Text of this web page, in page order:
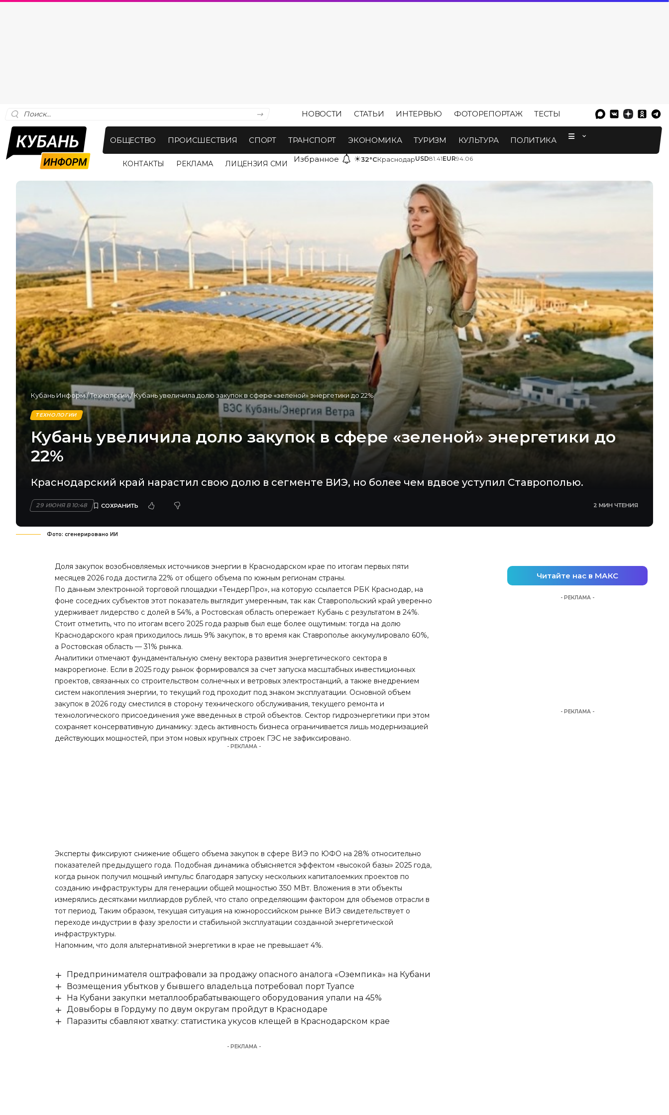
НОВОСТИ СТАТЬИ ИНТЕРВЬЮ ФОТОРЕПОРТАЖ ТЕСТЫ
ОБЩЕСТВО ПРОИСШЕСТВИЯ СПОРТ ТРАНСПОРТ ЭКОНОМИКА ТУРИЗМ КУЛЬТУРА ПОЛИТИКА
КОНТАКТЫ РЕКЛАМА ЛИЦЕНЗИЯ СМИ Избранное ☀32°CКраснодарUSD81.41EUR94.06
Кубань Информ/Технологии/Кубань увеличила долю закупок в сфере «зеленой» энергетики до 22%
ТЕХНОЛОГИИ
Кубань увеличила долю закупок в сфере «зеленой» энергетики до
22%
Краснодарский край нарастил свою долю в сегменте ВИЭ, но более чем вдвое уступил Ставрополью.
29 ИЮНЯ В 10:48 2 МИН ЧТЕНИЯ
Фото: сгенерировано ИИ
Доля закупок возобновляемых источников энергии в Краснодарском крае по итогам первых пяти
месяцев 2026 года достигла 22% от общего объема по южным регионам страны.
По данным электронной торговой площадки «ТендерПро», на которую ссылается РБК Краснодар, на
фоне соседних субъектов этот показатель выглядит умеренным, так как Ставропольский край уверенно
удерживает лидерство с долей в 54%, а Ростовская область опережает Кубань с результатом в 24%.
Стоит отметить, что по итогам всего 2025 года разрыв был еще более ощутимым: тогда на долю
Краснодарского края приходилось лишь 9% закупок, в то время как Ставрополье аккумулировало 60%,
а Ростовская область — 31% рынка.
Аналитики отмечают фундаментальную смену вектора развития энергетического сектора в
макрорегионе. Если в 2025 году рынок формировался за счет запуска масштабных инвестиционных
проектов, связанных со строительством солнечных и ветровых электростанций, а также внедрением
систем накопления энергии, то текущий год проходит под знаком эксплуатации. Основной объем
закупок в 2026 году сместился в сторону технического обслуживания, текущего ремонта и
технологического присоединения уже введенных в строй объектов. Сектор гидроэнергетики при этом
сохраняет консервативную динамику: здесь активность бизнеса ограничивается лишь модернизацией
действующих мощностей, при этом новых крупных строек ГЭС не зафиксировано.
- РЕКЛАМА -
Эксперты фиксируют снижение общего объема закупок в сфере ВИЭ по ЮФО на 28% относительно
показателей предыдущего года. Подобная динамика объясняется эффектом «высокой базы» 2025 года,
когда рынок получил мощный импульс благодаря запуску нескольких капиталоемких проектов по
созданию инфраструктуры для генерации общей мощностью 350 МВт. Вложения в эти объекты
измерялись десятками миллиардов рублей, что стало определяющим фактором для объемов отрасли в
тот период. Таким образом, текущая ситуация на южнороссийском рынке ВИЭ свидетельствует о
переходе индустрии в фазу зрелости и стабильной эксплуатации созданной энергетической
инфраструктуры.
Напомним, что доля альтернативной энергетики в крае не превышает 4%.
Предпринимателя оштрафовали за продажу опасного аналога «Оземпика» на Кубани
Возмещения убытков у бывшего владельца потребовал порт Туапсе
На Кубани закупки металлообрабатывающего оборудования упали на 45%
Довыборы в Гордуму по двум округам пройдут в Краснодаре
Паразиты сбавляют хватку: статистика укусов клещей в Краснодарском крае
- РЕКЛАМА -
Читайте нас в МАКС
- РЕКЛАМА -
- РЕКЛАМА -